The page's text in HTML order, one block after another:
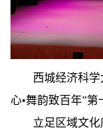
西城经济科
心•舞韵致百年”
立足区域文